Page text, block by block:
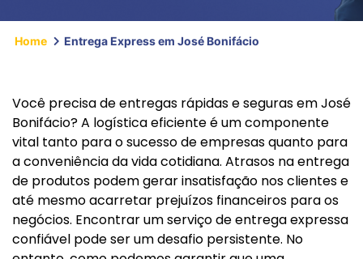
Home Entrega Express em José Bonifácio
Você precisa de entregas rápidas e seguras em José
Bonifácio? A logística eficiente é um componente
vital tanto para o sucesso de empresas quanto para
a conveniência da vida cotidiana. Atrasos na entrega
de produtos podem gerar insatisfação nos clientes e
até mesmo acarretar prejuízos financeiros para os
negócios. Encontrar um serviço de entrega expressa
confiável pode ser um desafio persistente. No